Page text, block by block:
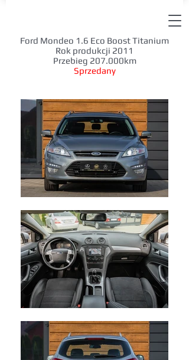
Ford Mondeo 1.6 Eco Boost Titanium
Rok produkcji 2011
Przebieg 207.000km
Sprzedany